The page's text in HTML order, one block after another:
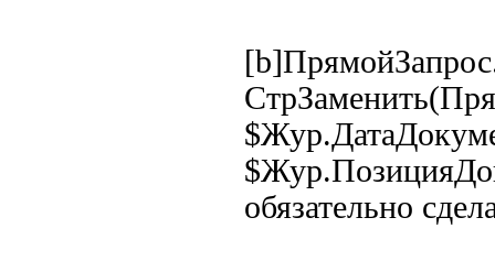
обязательно